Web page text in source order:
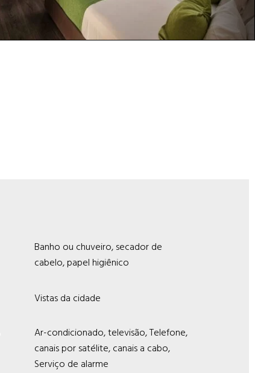
Banho ou chuveiro, secador de
cabelo, papel higiênico
Vistas da cidade
Ar-condicionado, televisão, Telefone,
canais por satélite, canais a cabo,
Serviço de alarme